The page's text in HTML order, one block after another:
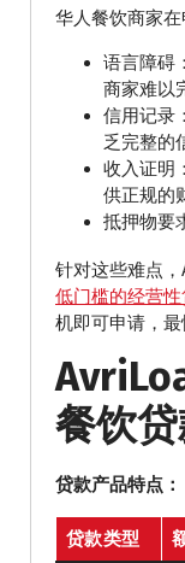
华人餐饮商家
语言障碍
商家难以
信用记录
乏完整的
收入证明
供正规的
抵押物要
针对这些难点
低门槛的经营
机即可申请，最
餐饮
贷款产品特点：
贷款类型